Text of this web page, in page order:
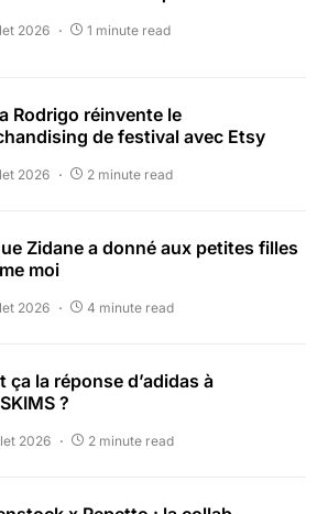
2026 1 minute read
Rodrigo réinvente le
de festival avec Etsy
2026 2 minute read
Zidane a donné aux petites filles
moi
2026 4 minute read
ça la réponse d’adidas à
?
2026 2 minute read